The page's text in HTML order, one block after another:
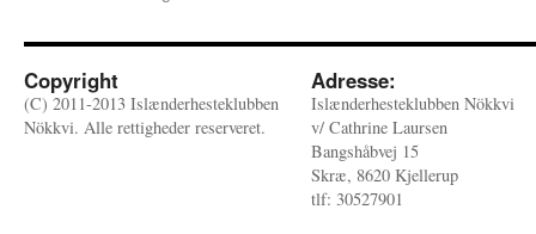
Copyright
(C) 2011-2013 Islænderhesteklubben
Nökkvi. Alle rettigheder reserveret.
Adresse:
Islænderhesteklubben Nökkvi
v/ Cathrine Laursen
Bangshåbvej 15
Skræ, 8620 Kjellerup
tlf: 30527901